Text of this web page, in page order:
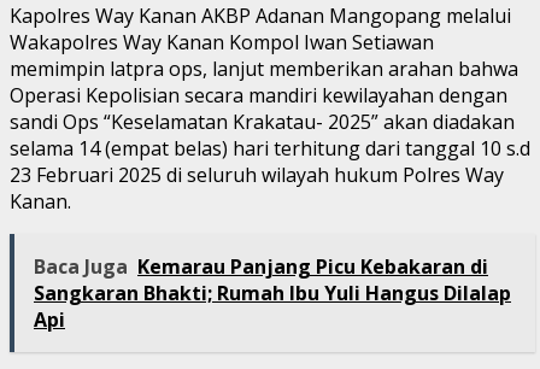
Kapolres Way Kanan AKBP Adanan Mangopang melalui
Wakapolres Way Kanan Kompol Iwan Setiawan
memimpin latpra ops, lanjut memberikan arahan bahwa
Operasi Kepolisian secara mandiri kewilayahan dengan
sandi Ops “Keselamatan Krakatau- 2025” akan diadakan
selama 14 (empat belas) hari terhitung dari tanggal 10 s.d
23 Februari 2025 di seluruh wilayah hukum Polres Way
Kanan.
Baca Juga Kemarau Panjang Picu Kebakaran di
Sangkaran Bhakti; Rumah Ibu Yuli Hangus Dilalap
Api